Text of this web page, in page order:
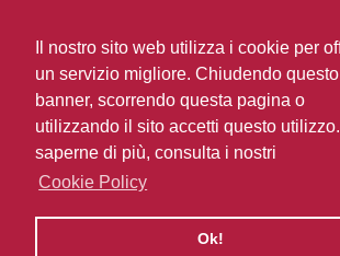
Il nostro sito web utilizza i cookie per
un servizio migliore. Chiudendo questo
banner, scorrendo questa pagina o
utilizzando il sito accetti questo
saperne di più, consulta i nostri
Cookie Policy
Ok!